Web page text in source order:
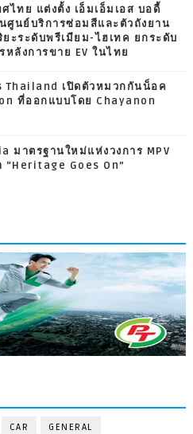
ศไทย แต่งตั้ง เอ็มเอ็มเอส บอดี้
ศูนย์บริการซ่อมสีและตัวถังยาน
ะระดับพรีเมียม-ไฮเทค ยกระดับ
หลังการขาย EV ในไทย
Thailand เปิดตัวหมวกกันน็อค
ที่ออกแบบโดย Chayanon
มาตรฐานใหม่แห่งวงการ MPV
Goes On”
CAR GENERAL